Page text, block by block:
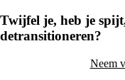
Twijfel je, heb je
detransitioneren?
Neem